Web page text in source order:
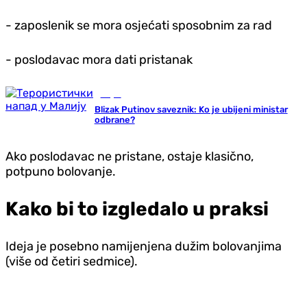
- zaposlenik se mora osjećati sposobnim za rad
- poslodavac mora dati pristanak
Blizak Putinov saveznik: Ko je ubijeni ministar
odbrane?
Ako poslodavac ne pristane, ostaje klasično,
potpuno bolovanje.
Kako bi to izgledalo u praksi
Ideja je posebno namijenjena dužim bolovanjima
(više od četiri sedmice).